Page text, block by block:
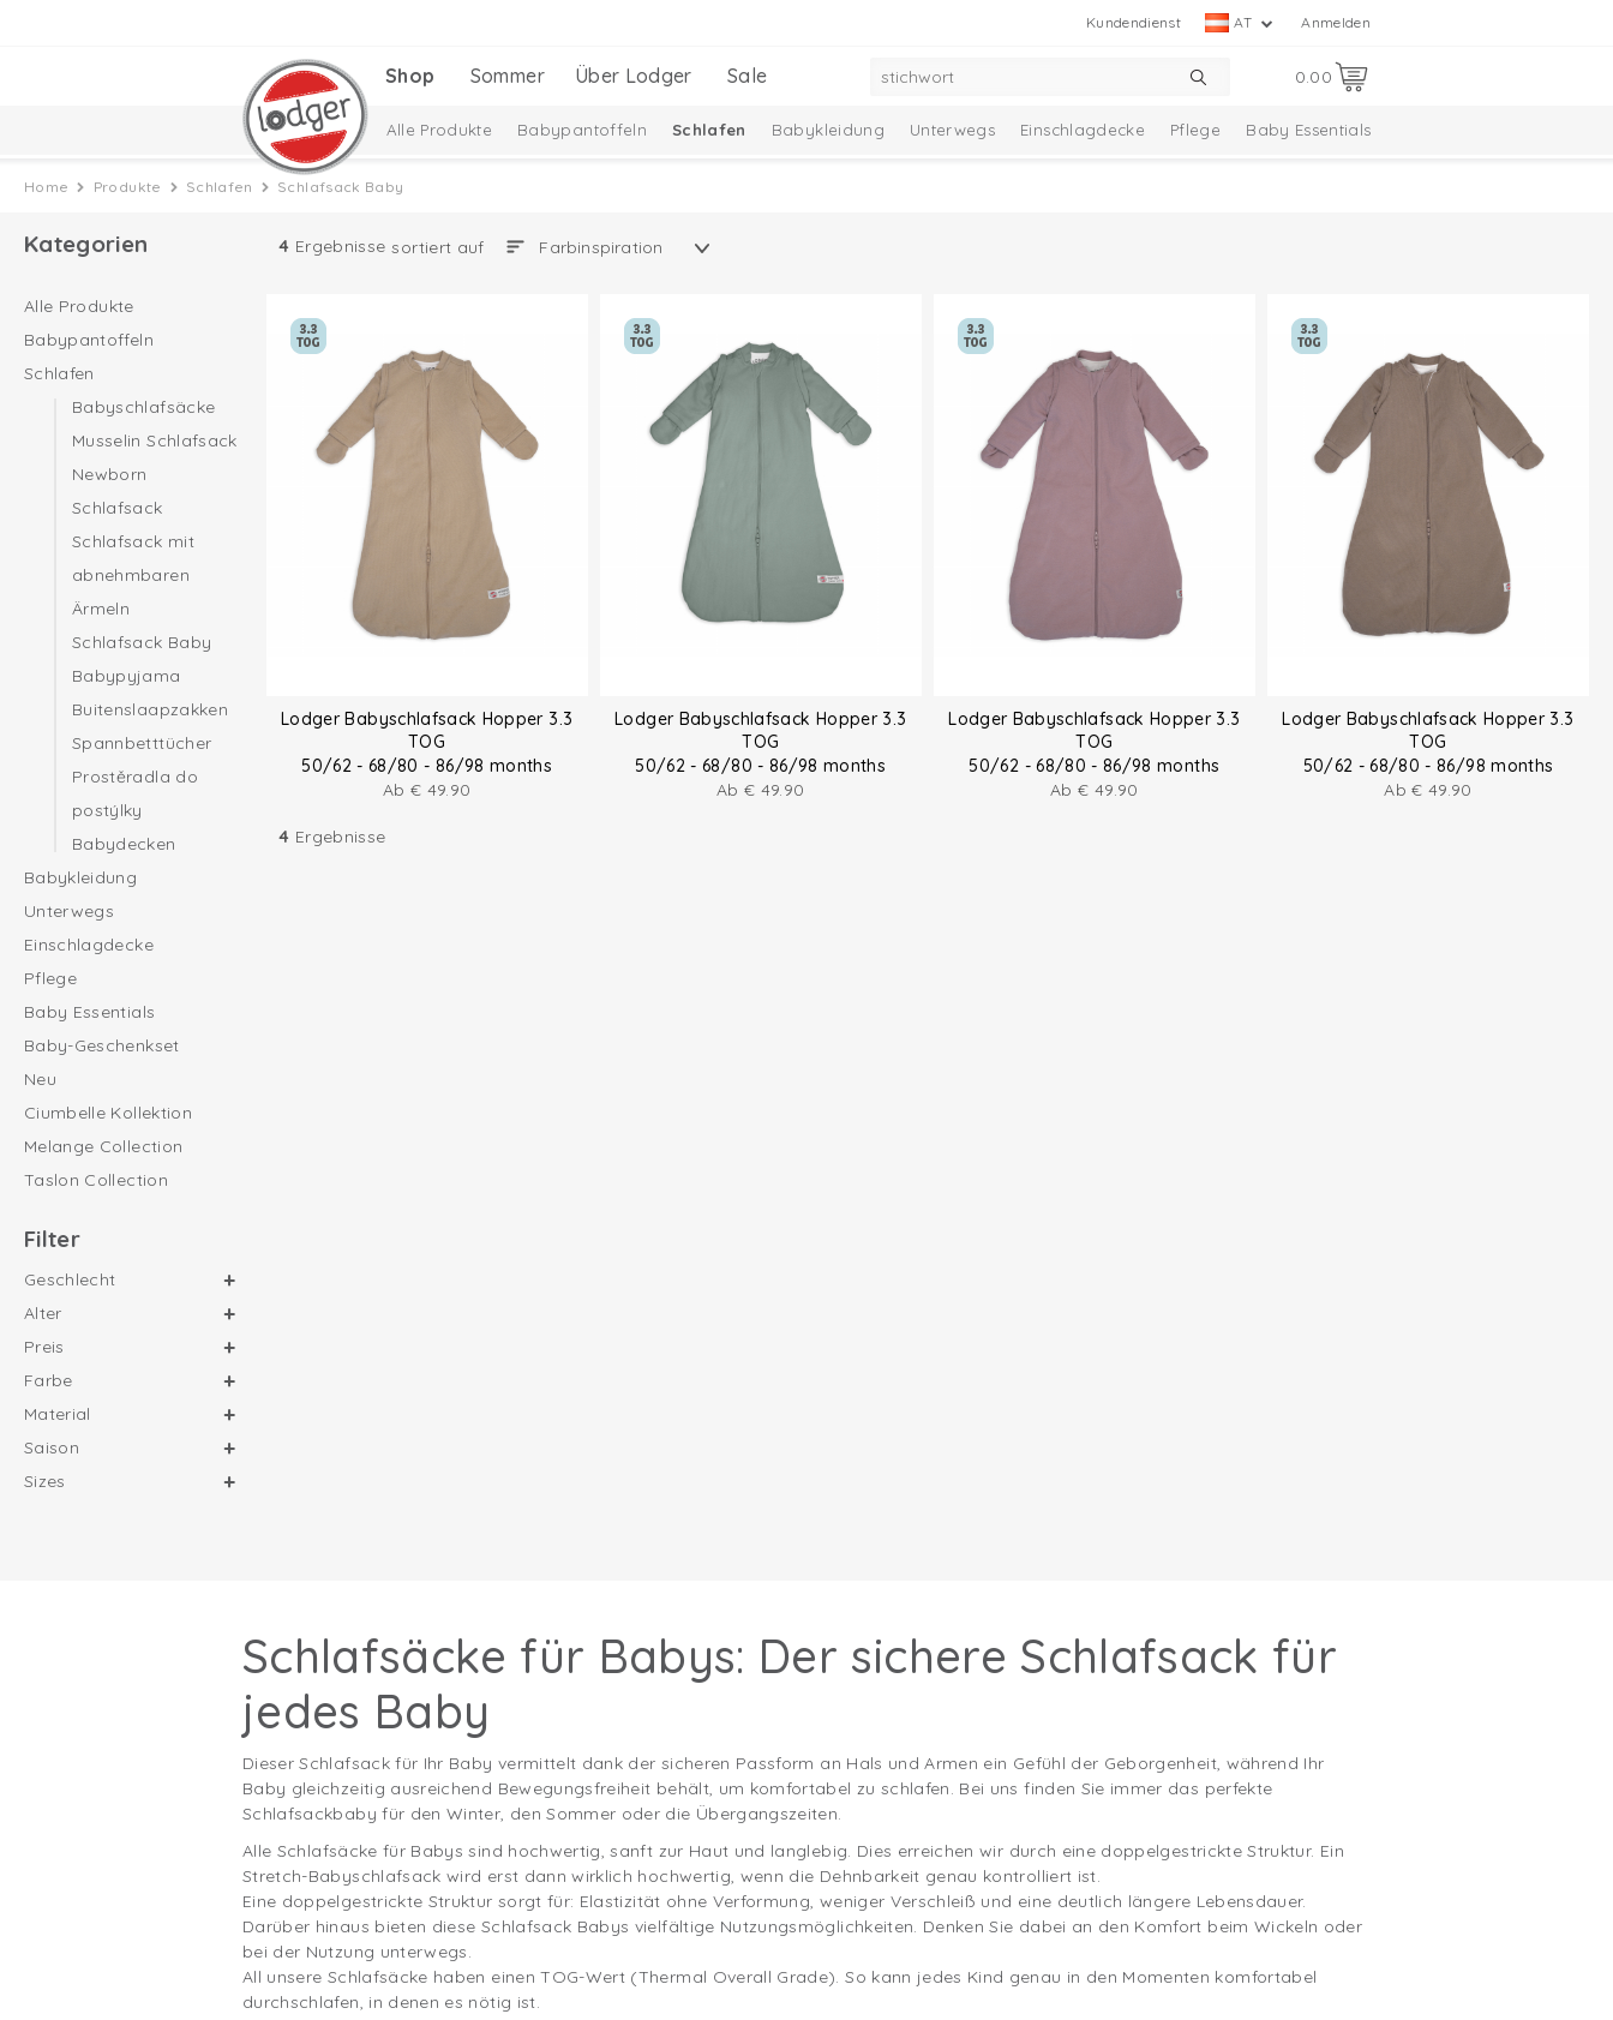
Anmelden
AT
Kundendienst
0.00
Shop Sommer Über Lodger Sale
Alle Produkte Babypantoffeln Schlafen Babykleidung Unterwegs Einschlagdecke Pflege Baby Essentials
Baby-Geschenkset
Home Produkte Schlafen Schlafsack Baby
Kategorien
Alle Produkte
Babypantoffeln
Schlafen
Babyschlafsäcke
Musselin Schlafsack
Newborn
Schlafsack
Schlafsack mit
abnehmbaren
Ärmeln
Schlafsack Baby
Babypyjama
Buitenslaapzakken
Spannbetttücher
Prostěradla do
postýlky
Babydecken
Babykleidung
Unterwegs
Einschlagdecke
Pflege
Baby Essentials
Baby-Geschenkset
Neu
Ciumbelle Kollektion
Melange Collection
Taslon Collection
Filter
Geschlecht
Alter
Preis
Farbe
Material
Saison
Sizes
4 Ergebnisse sortiert auf
Lodger Babyschlafsack Hopper 3.3
TOG
50/62 - 68/80 - 86/98 months
Ab € 49.90
Lodger Babyschlafsack Hopper 3.3
TOG
50/62 - 68/80 - 86/98 months
Ab€ 49.90
Lodger Babyschlafsack Hopper 3.3
TOG
50/62 - 68/80 - 86/98 months
Ab€ 49.90
Lodger Babyschlafsack Hopper 3.3
TOG
50/62 - 68/80 - 86/98 months
Ab€ 49.90
4 Ergebnisse
Schlafsäcke für Babys: Der sichere Schlafsack für
jedes Baby
Dieser Schlafsack für Ihr Baby vermittelt dank der sicheren Passform an Hals und Armen ein Gefühl der Geborgenheit, während Ihr
Baby gleichzeitig ausreichend Bewegungsfreiheit behält, um komfortabel zu schlafen. Bei uns finden Sie immer das perfekte
Schlafsackbaby für den Winter, den Sommer oder die Übergangszeiten.
Alle Schlafsäcke für Babys sind hochwertig, sanft zur Haut und langlebig. Dies erreichen wir durch eine doppelgestrickte Struktur. Ein
Stretch-Babyschlafsack wird erst dann wirklich hochwertig, wenn die Dehnbarkeit genau kontrolliert ist.
Eine doppelgestrickte Struktur sorgt für: Elastizität ohne Verformung, weniger Verschleiß und eine deutlich längere Lebensdauer.
Darüber hinaus bieten diese Schlafsack Babys vielfältige Nutzungsmöglichkeiten. Denken Sie dabei an den Komfort beim Wickeln oder
bei der Nutzung unterwegs.
All unsere Schlafsäcke haben einen TOG-Wert (Thermal Overall Grade). So kann jedes Kind genau in den Momenten komfortabel
durchschlafen, in denen es nötig ist.